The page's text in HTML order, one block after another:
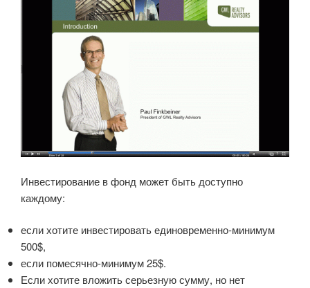
Инвестирование в фонд может быть доступно
каждому:
если хотите инвестировать единовременно-минимум
500$,
если помесячно-минимум 25$.
Если хотите вложить серьезную сумму, но нет